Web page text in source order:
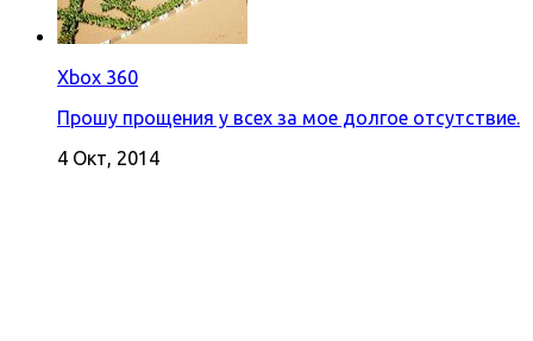
Xbox 360
Прошу прощения у всех за мое долгое отсутствие.
4 Окт, 2014